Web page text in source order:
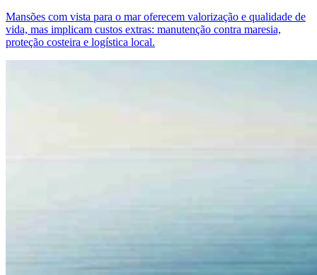
Mansões com vista para o mar oferecem valorização e qualidade de
vida, mas implicam custos extras: manutenção contra maresia,
proteção costeira e logística local.